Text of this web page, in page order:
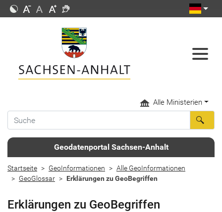
Alle Ministerien
Geodatenportal Sachsen-Anhalt
Startseite GeoInformationen
Alle GeoInformationen
GeoGlossar
Erklärungen zu GeoBegriffen
Erklärungen zu GeoBegriffen